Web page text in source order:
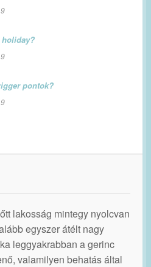
pontok?
lakosság mintegy nyolcvan
egyszer átélt nagy
leggyakrabban a gerinc
valamilyen behatás által